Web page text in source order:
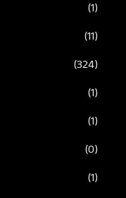
(1)
(11)
(324)
(1)
(1)
(0)
(1)